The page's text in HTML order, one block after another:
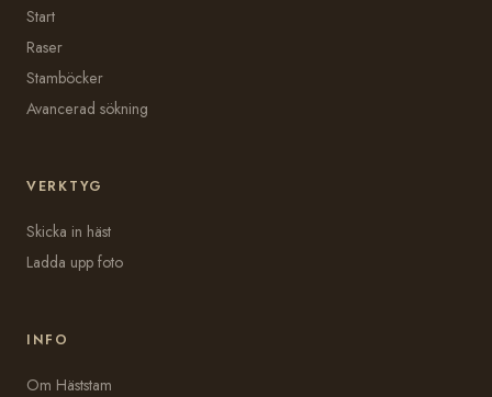
Start
Raser
Stamböcker
Avancerad sökning
VERKTYG
Skicka in häst
Ladda upp foto
INFO
Om Häststam